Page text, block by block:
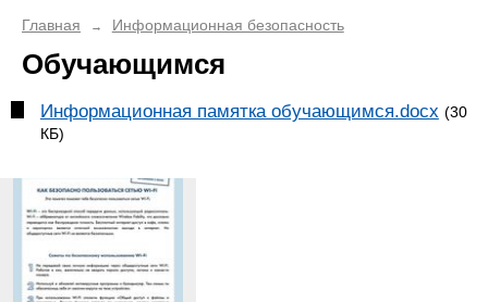
Главная → Информационная безопасность
Обучающимся
Информационная памятка обучающимся.docx (30
КБ)